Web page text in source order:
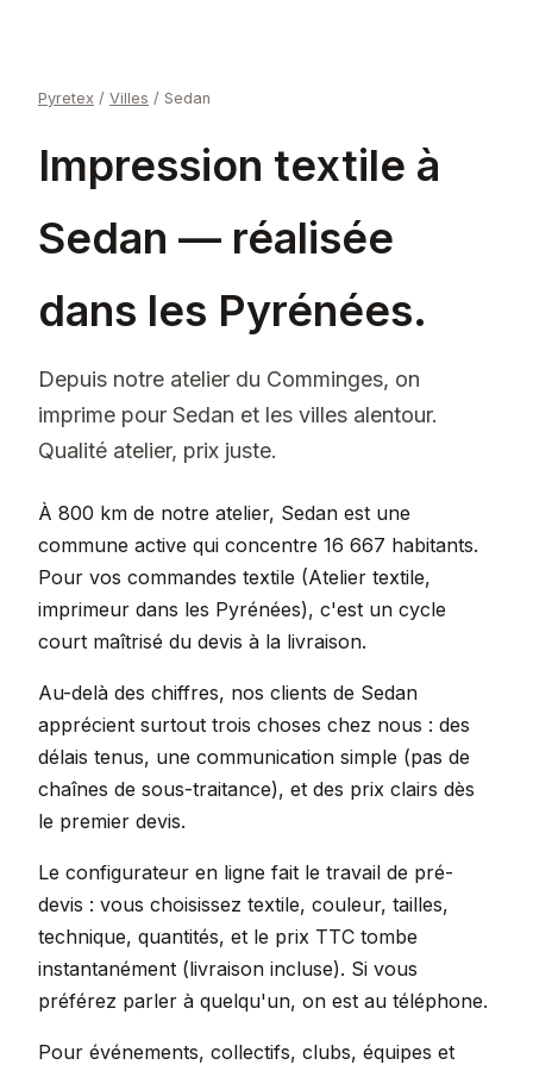
Pyretex / Villes / Sedan
Impression textile à
Sedan — réalisée
dans les Pyrénées.
Depuis notre atelier du Comminges, on
imprime pour Sedan et les villes alentour.
Qualité atelier, prix juste.
À 800 km de notre atelier, Sedan est une
commune active qui concentre 16 667 habitants.
Pour vos commandes textile (Atelier textile,
imprimeur dans les Pyrénées), c'est un cycle
court maîtrisé du devis à la livraison.
Au-delà des chiffres, nos clients de Sedan
apprécient surtout trois choses chez nous : des
délais tenus, une communication simple (pas de
chaînes de sous-traitance), et des prix clairs dès
le premier devis.
Le configurateur en ligne fait le travail de pré-
devis : vous choisissez textile, couleur, tailles,
technique, quantités, et le prix TTC tombe
instantanément (livraison incluse). Si vous
préférez parler à quelqu'un, on est au téléphone.
Pour événements, collectifs, clubs, équipes et